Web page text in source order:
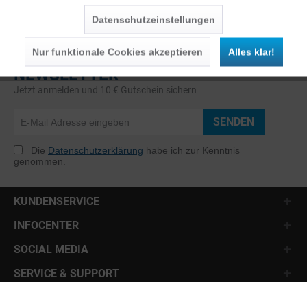
NEWSLETTER
Jetzt anmelden und 10 € Gutschein sichern
SENDEN
Die Datenschutzerklärung habe ich zur Kenntnis
genommen.
KUNDENSERVICE
INFOCENTER
SOCIAL MEDIA
SERVICE & SUPPORT
Datenschutzeinstellungen
Nur funktionale Cookies akzeptieren Alles klar!